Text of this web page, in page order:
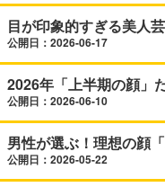
目が印象的すぎる美人
公開日：2026-06-17
2026年「上半期の顔」
公開日：2026-06-10
男性が選ぶ！理想の顔
公開日：2026-05-22